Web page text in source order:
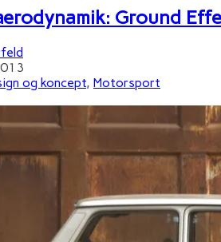
Ground
og koncept, Motorsport